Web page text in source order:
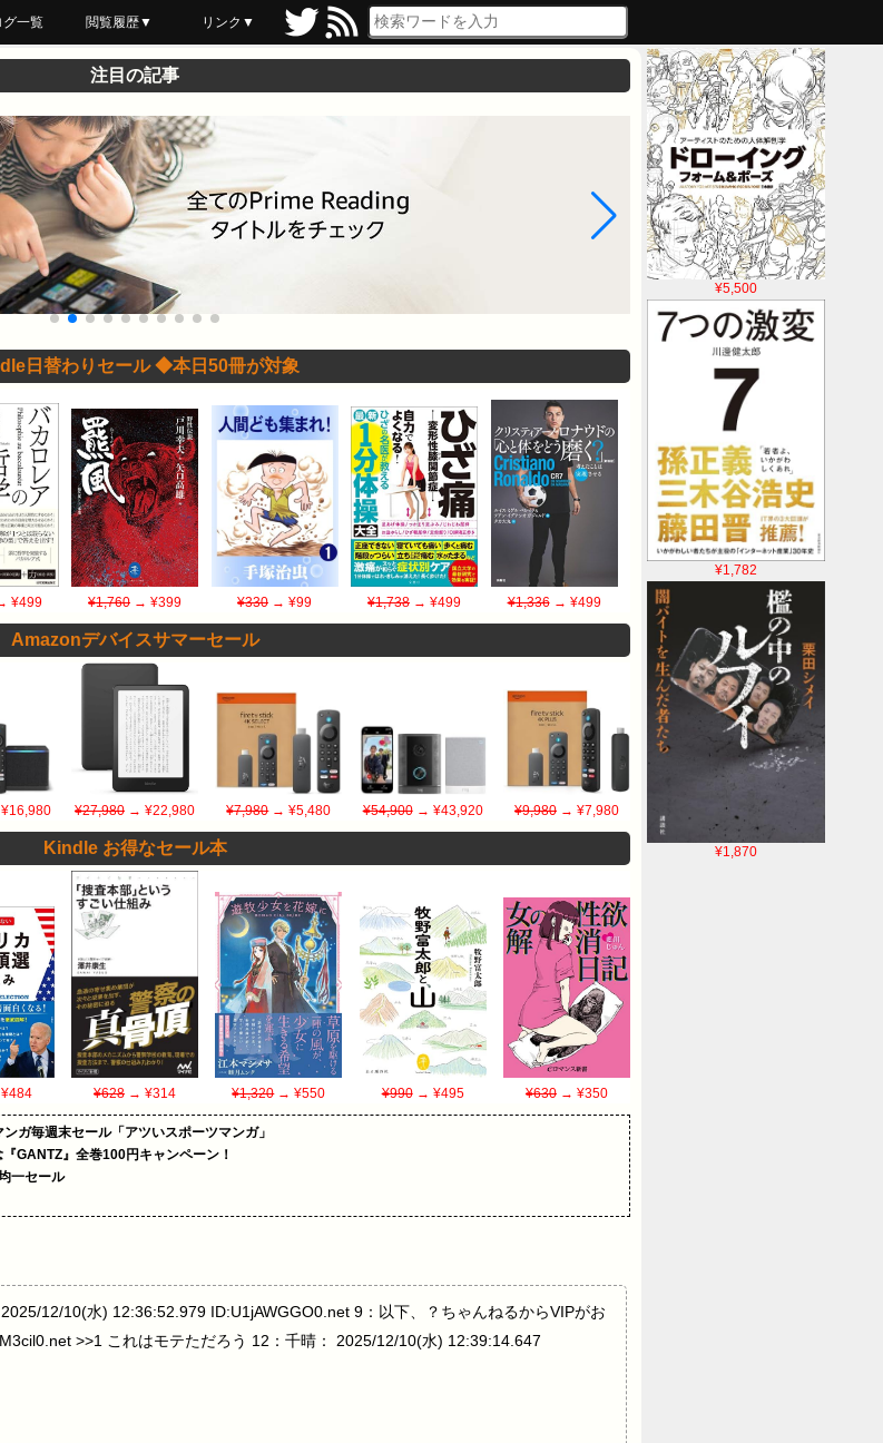
グ一覧 閲覧履歴▼
最近読んだ
あとで読む
ブックマーク
リンク▼
¥5,500
¥1,782
¥1,870
注目の記事
日替わりセール ◆本日50冊が対象
¥499 ¥1,760 → ¥399 ¥330 → ¥99 ¥1,738 → ¥499 ¥1,336→ ¥499
Amazonデバイスサマーセール
¥27,980→ ¥22,980 ¥7,980→ ¥5,480 ¥54,900→ ¥43,920 ¥9,980→ ¥7,980
Kindle お得なセール本
¥628→ ¥314 ¥1,320→ ¥550 ¥990→ ¥495 ¥630→ ¥350
ガ毎週末セール「アツいスポーツマンガ」
GANTZ』全巻100円キャンペーン！
一セール
12/10(水) 12:36:52.979 ID:U1jAWGGO0.net 9：以下、？ちゃんねるからVIPがお
>>1 これはモテただろう 12：千晴： 2025/12/10(水) 12:39:14.647